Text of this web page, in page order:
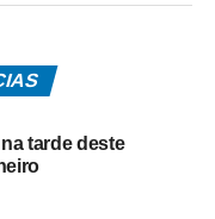
mamárias. Os
tarde deste